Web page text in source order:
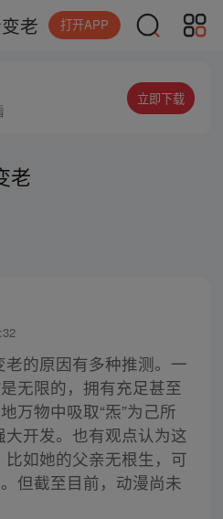
老 打开APP
立即下载
老
的原因有多种推测。一
无限的，拥有充足甚至
万物中吸取“炁”为己所
开发。也有观点认为这
如她的父亲无根生，可
但截至目前，动漫尚未